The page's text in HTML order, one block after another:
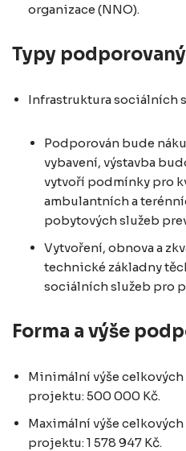
organizace (NNO).
Typy
Infrastruktura sociálních
Podporován bude
vybavení, výstavba
vytvoří podmínky pro
ambulantních a
pobytových služeb
Vytvoření, obnova a
technické základny
sociálních služeb pro
Forma a výše
Minimální výše
projektu: 500 000 Kč.
Maximální výše
projektu: 1 578 947 Kč.